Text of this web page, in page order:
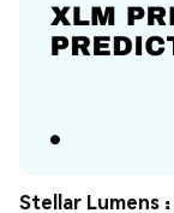
Stellar Lumens